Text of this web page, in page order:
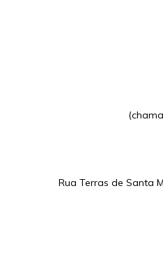
Rua Terras de Santa